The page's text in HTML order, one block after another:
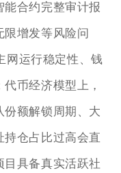
合约完整审计报
增发等风险问
网运行稳定性、钱
币经济模型上，
额解锁周期、大
持仓占比过高会直
具备真实活跃社